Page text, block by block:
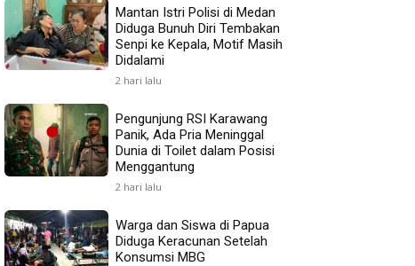
Mantan Istri Polisi di Medan
Diduga Bunuh Diri Tembakan
Senpi ke Kepala, Motif Masih
Didalami
2 hari lalu
Pengunjung RSI Karawang
Panik, Ada Pria Meninggal
Dunia di Toilet dalam Posisi
Menggantung
2 hari lalu
Warga dan Siswa di Papua
Diduga Keracunan Setelah
Konsumsi MBG